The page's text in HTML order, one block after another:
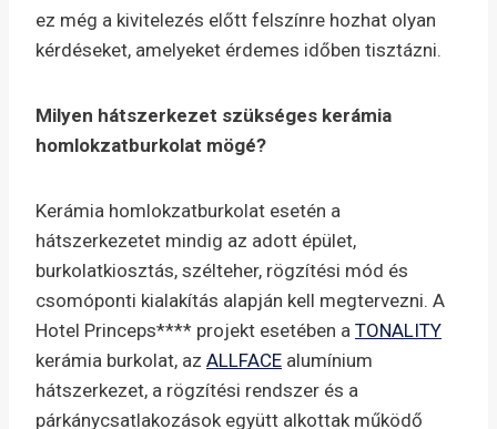
ez még a kivitelezés előtt felszínre hozhat olyan
kérdéseket, amelyeket érdemes időben tisztázni.
Milyen hátszerkezet szükséges kerámia
homlokzatburkolat mögé?
Kerámia homlokzatburkolat esetén a
hátszerkezetet mindig az adott épület,
burkolatkiosztás, szélteher, rögzítési mód és
csomóponti kialakítás alapján kell megtervezni. A
Hotel Princeps**** projekt esetében a TONALITY
kerámia burkolat, az ALLFACE alumínium
hátszerkezet, a rögzítési rendszer és a
párkánycsatlakozások együtt alkottak működő